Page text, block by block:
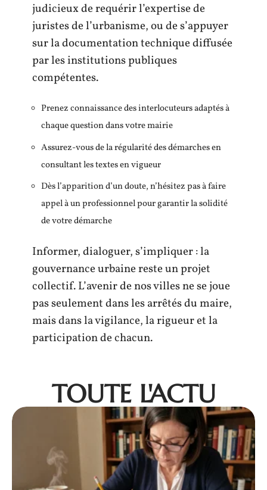
judicieux de requérir l’expertise de
juristes de l’urbanisme, ou de s’appuyer
sur la documentation technique diffusée
par les institutions publiques
compétentes.
Prenez connaissance des interlocuteurs adaptés à
chaque question dans votre mairie
Assurez-vous de la régularité des démarches en
consultant les textes en vigueur
Dès l’apparition d’un doute, n’hésitez pas à faire
appel à un professionnel pour garantir la solidité
de votre démarche
Informer, dialoguer, s’impliquer : la
gouvernance urbaine reste un projet
collectif. L’avenir de nos villes ne se joue
pas seulement dans les arrêtés du maire,
mais dans la vigilance, la rigueur et la
participation de chacun.
TOUTE L'ACTU